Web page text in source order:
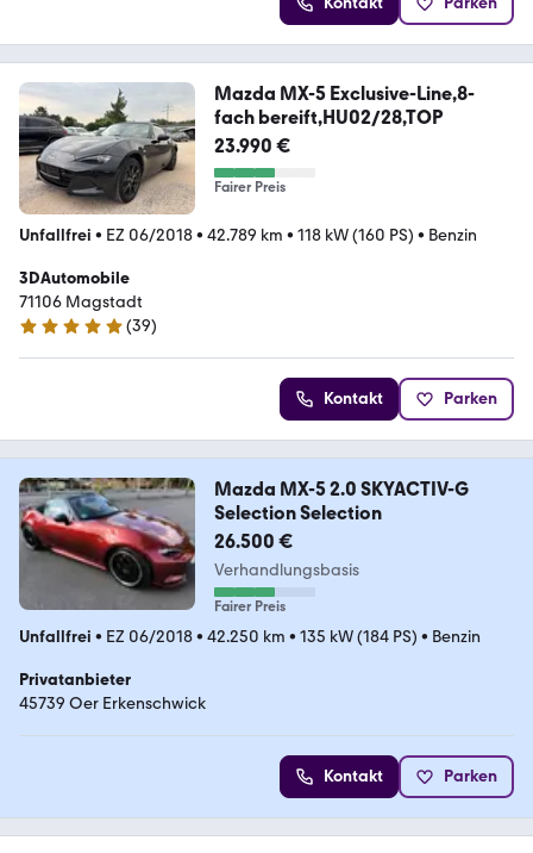
Mazda MX-5 Exclusive-Line,8-
fach bereift,HU02/28,TOP
23.990 €
Fairer Preis
Unfallfrei • EZ 06/2018• 42.789 km • 118 kW (160 PS) • Benzin
3DAutomobile
71106 Magstadt
5 Sterne
(39)
Kontakt Parken
Mazda MX-5 2.0 SKYACTIV-G
Selection Selection
26.500 €
Verhandlungsbasis
Fairer Preis
Unfallfrei • EZ 06/2018• 42.250 km • 135 kW (184 PS) • Benzin
Privatanbieter
45739 Oer Erkenschwick
Kontakt Parken